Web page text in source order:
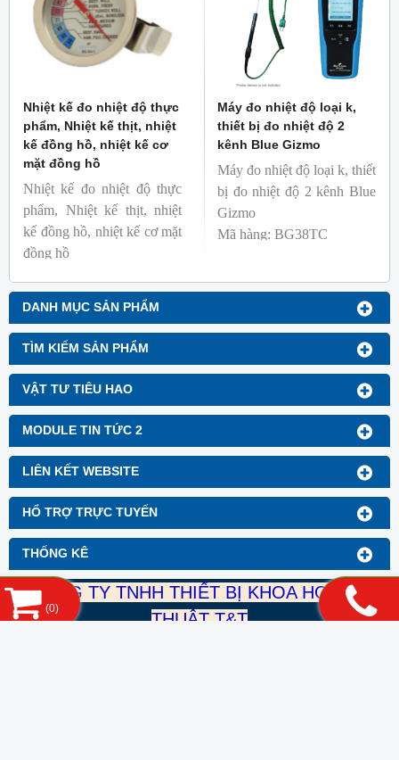
DANH MỤC SẢN PHẨM
TÌM KIẾM SẢN PHẨM
VẬT TƯ TIÊU HAO
MODULE TIN TỨC 2
LIÊN KẾT WEBSITE
HỔ TRỢ TRỰC TUYẾN
THỐNG KÊ
Nhiệt kế đo nhiệt độ thực
phẩm, Nhiệt kế thịt, nhiệt
kế đồng hồ, nhiệt kế cơ
mặt đồng hồ
Nhiệt kế đo nhiệt độ thực
phẩm, Nhiệt kế thịt, nhiệt
kế đồng hồ, nhiệt kế cơ mặt
đồng hồ
Thương hiệu: Blue Gizmo
Máy đo nhiệt độ loại k,
thiết bị đo nhiệt độ 2
kênh Blue Gizmo
Máy đo nhiệt độ loại k, thiết
bị đo nhiệt độ 2 kênh Blue
Gizmo
Mã hàng: BG38TC
CÔNG TY TNHH THIẾT BỊ KHOA HỌC KỸ
THUẬT T&T
(0)